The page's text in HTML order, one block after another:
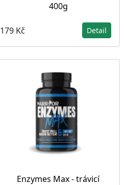
400g
179 Kč Detail
Enzymes Max - trávicí